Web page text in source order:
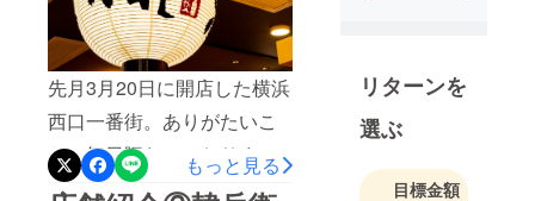
先月3月20日に開店した横浜
西口一番街。ありがたいこ
とに毎日賑わっておりま
す！！先日、『一日ですべ
もっと見る
リターンを
選ぶ
目標金額